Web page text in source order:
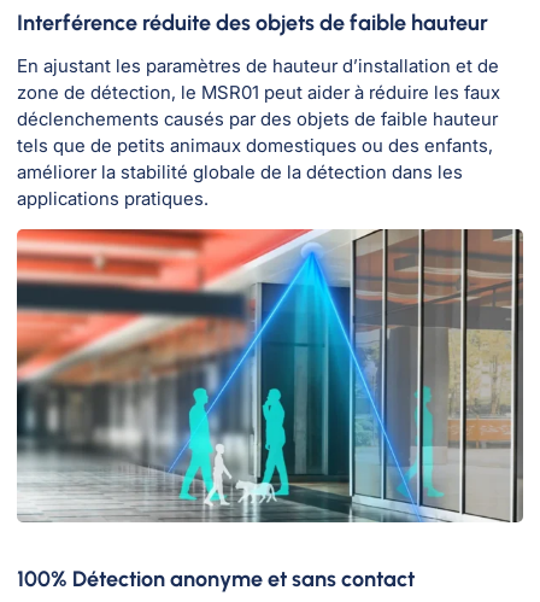
Interférence réduite des objets de faible hauteur
En ajustant les paramètres de hauteur d’installation et de
zone de détection, le MSR01 peut aider à réduire les faux
déclenchements causés par des objets de faible hauteur
tels que de petits animaux domestiques ou des enfants,
améliorer la stabilité globale de la détection dans les
applications pratiques.
100% Détection anonyme et sans contact